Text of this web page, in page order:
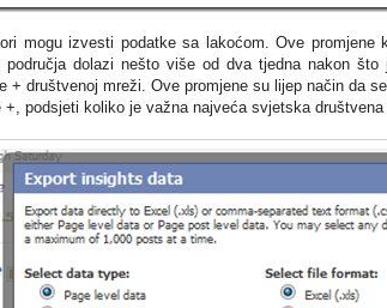
mogu izvesti podatke sa lakoćom. Ove
područja dolazi nešto više od dva tjedna nakon
+ društvenoj mreži. Ove promjene su lijep način da
+, podsjeti koliko je važna najveća svjetska